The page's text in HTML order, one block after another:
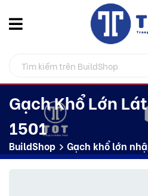
Gạch Khổ Lớn
1501
BuildShop Gạch khổ lớn